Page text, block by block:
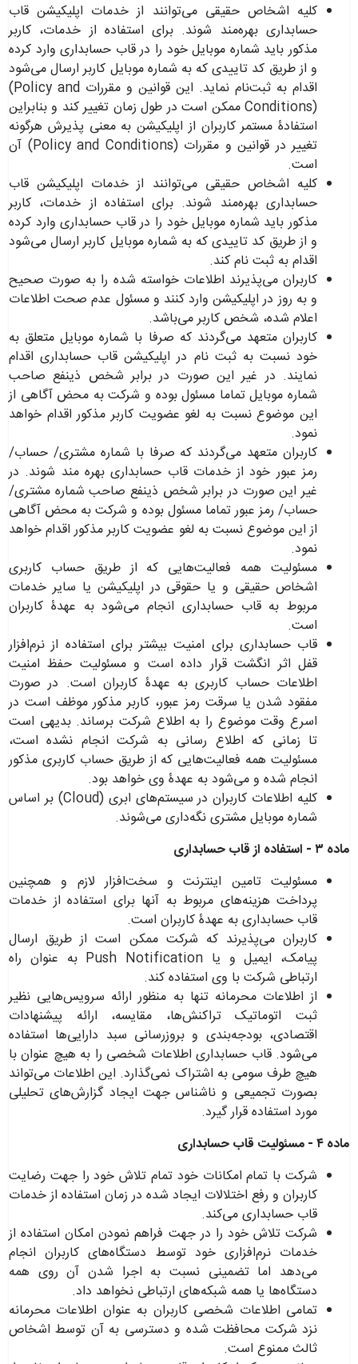
کلیه اشخاص حقیقی می‌توانند از خدمات اپلیکیشن قاب
حسابداری بهره‌مند شوند. برای استفاده از خدمات، کاربر
مذکور باید شماره موبایل خود را در قاب حسابداری وارد کرده
و از طریق کد تاییدی که به شماره موبایل کاربر ارسال می‌شود
اقدام به ثبت‌نام نماید. این قوانین و مقررات (Policy and
Conditions)ممکن است در طول زمان تغییر کند و بنابراین
استفادۀ مستمر کاربران از اپلیکیشن به معنی پذیرش هرگونه
تغییر در قوانین و مقررات (Policy and Conditions) آن
است.
کلیه اشخاص حقیقی می‌توانند از خدمات اپلیکیشن قاب
حسابداری بهره‌مند شوند. برای استفاده از خدمات، کاربر
مذکور باید شماره موبایل خود را در قاب حسابداری وارد کرده
و از طریق کد تاییدی که به شماره موبایل کاربر ارسال می‌شود
اقدام به ثبت نام کند.
کاربران می‌پذیرند اطلاعات خواسته شده را به صورت صحیح
و به‌ روز در اپلیکیشن وارد کنند و مسئول عدم صحت اطلاعات
اعلام شده، شخص کاربر می‌باشد.
کاربران متعهد می‌گردند که صرفا با شماره موبایل متعلق به
خود نسبت به ثبت نام در اپلیکیشن قاب حسابداری اقدام
نمایند. در غیر این صورت در برابر شخص ذینفع صاحب
شماره موبایل تماما مسئول بوده و شرکت به محض آگاهی از
این موضوع نسبت به لغو عضویت کاربر مذکور اقدام خواهد
نمود.
کاربران متعهد می‌گردند که صرفا با شماره مشتری/ حساب/
رمز عبور خود از خدمات قاب حسابداری بهره مند شوند. در
غیر این صورت در برابر شخص ذینفع صاحب شماره مشتری/
حساب/ رمز عبور تماما مسئول بوده و شرکت به محض آگاهی
از این موضوع نسبت به لغو عضویت کاربر مذکور اقدام خواهد
نمود.
مسئولیت همه فعالیت‌هایی که از طریق حساب کاربری
اشخاص حقیقی و یا حقوقی در اپلیکیشن یا سایر خدمات
مربوط به قاب حسابداری انجام می‌شود به عهدۀ کاربران
است.
قاب حسابداری برای امنیت بیشتر برای استفاده از نرم‌افزار
قفل اثر انگشت قرار داده است و مسئولیت حفظ امنیت
اطلاعات حساب کاربری به عهدۀ کاربران است. در صورت
مفقود شدن یا سرقت رمز عبور، کاربر مذکور موظف است در
اسرع وقت موضوع را به اطلاع شرکت برساند. بدیهی است
تا زمانی که اطلاع ‌رسانی به شرکت انجام نشده است،
مسئولیت همه فعالیت‌هایی که از طریق حساب کاربری مذکور
انجام شده و می‌شود به عهدۀ وی خواهد بود.
کلیه اطلاعات کاربران در سیستم‌های ابری (Cloud)بر اساس
شماره موبایل مشتری نگه‌داری می‌شوند.
ماده ۳ - استفاده از قاب حسابداری
مسئولیت تامین اینترنت و سخت‌افزار لازم و همچنین
پرداخت هزینه‌های مربوط به آنها برای استفاده از خدمات
قاب حسابداری به عهدۀ کاربران است.
کاربران می‌پذیرند که شرکت ممکن است از طریق ارسال
پیامک، ایمیل و یا Push Notification به عنوان راه
ارتباطی شرکت با وی استفاده کند.
از اطلاعات محرمانه تنها به منظور ارائه سرویس‌هایی نظیر
ثبت اتوماتیک تراکنش‌ها، مقایسه، ارائه پیشنهادات
اقتصادی، بودجه‌بندی و بروزرسانی سبد دارایی‌ها استفاده
می‌شود. قاب حسابداری اطلاعات شخصی را به هیچ عنوان با
هیچ طرف سومی به اشتراک نمی‌گذارد. این اطلاعات می‌تواند
بصورت تجمیعی و ناشناس جهت ایجاد گزارش‌های تحلیلی
مورد استفاده قرار گیرد.
ماده ۴ - مسئولیت قاب حسابداری
شرکت با تمام امکانات خود تمام تلاش خود را جهت رضایت
کاربران و رفع اختلالات ایجاد شده در زمان استفاده از خدمات
قاب حسابداری می‌کند.
شرکت تلاش خود را در جهت فراهم نمودن امکان استفاده از
خدمات نرم‌افزاری خود توسط دستگاه‌های کاربران انجام
می‌دهد اما تضمینی نسبت به اجرا شدن آن روی همه
دستگاه‌ها یا همه شبکه‌های ارتباطی نخواهد داد.
تمامی اطلاعات شخصی کاربران به عنوان اطلاعات محرمانه
نزد شرکت محافظت شده و دسترسی به آن توسط اشخاص
ثالث ممنوع است.